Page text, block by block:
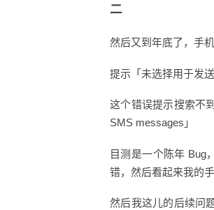
二
然后又到年底了，手
提示「未选择用于发
这个错误提示搜索不
SMS messages」
目测是一个陈年 Bug
错，然后看起来我的
然后我这儿的后续问